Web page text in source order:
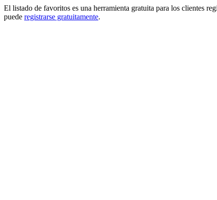
El listado de favoritos es una herramienta gratuita para los clientes
puede registrarse gratuitamente.